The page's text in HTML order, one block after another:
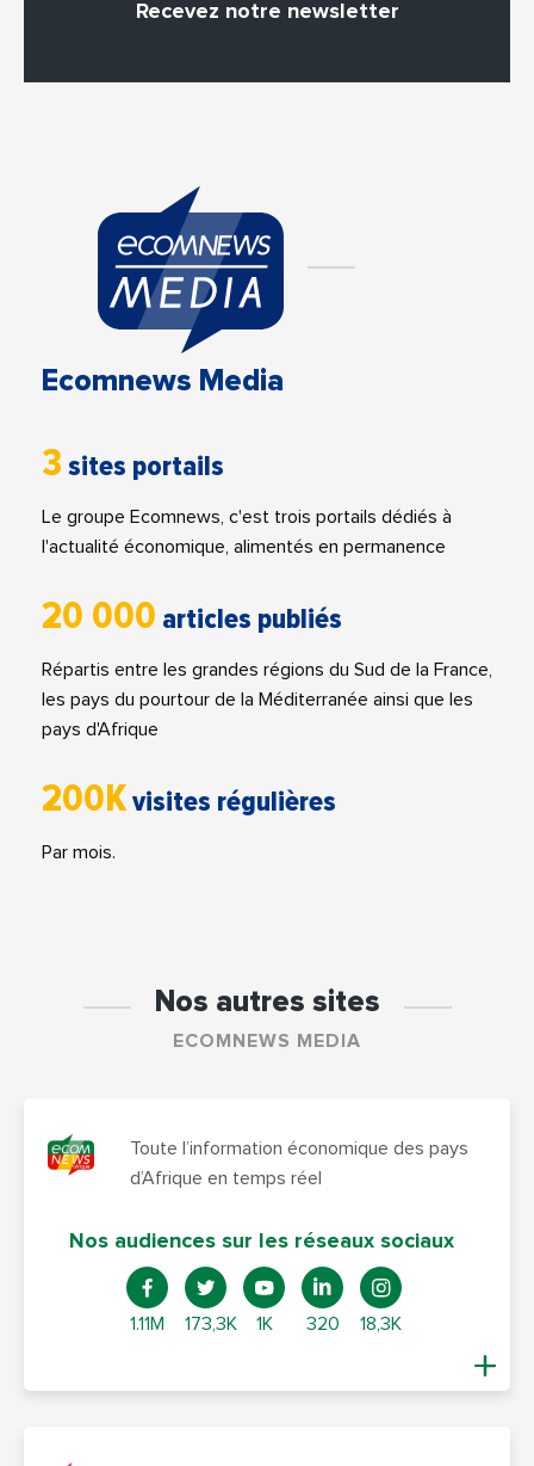
Recevez notre newsletter
Ecomnews Media
3 sites portails
Le groupe Ecomnews, c'est trois portails dédiés à
l'actualité économique, alimentés en permanence
20 000 articles publiés
Répartis entre les grandes régions du Sud de la France,
les pays du pourtour de la Méditerranée ainsi que les
pays d'Afrique
200Kvisites régulières
Par mois.
Nos autres sites
ECOMNEWS MEDIA
Toute l’information économique des pays
d’Afrique en temps réel
Nos audiences sur les réseaux sociaux
1.11M 173,3K 1K 320 18,3K